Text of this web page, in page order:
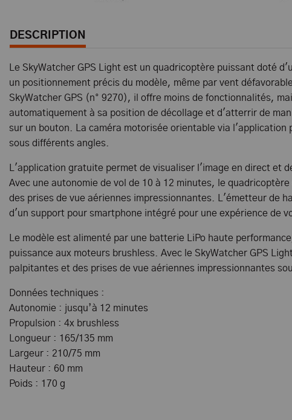
DESCRIPTION
Le SkyWatcher GPS Light est un quadricoptère puissant doté
un positionnement précis du modèle, même par vent
SkyWatcher GPS (n° 9270), il offre moins de fonctionnalités,
automatiquement à sa position de décollage et d'atterrir de
sur un bouton. La caméra motorisée orientable via l'application
sous différents angles.
L'application gratuite permet de visualiser l'image en direct et
Avec une autonomie de vol de 10 à 12 minutes, le
des prises de vue aériennes impressionnantes. L'émetteur de
d'un support pour smartphone intégré pour une expérience de
Le modèle est alimenté par une batterie LiPo haute
puissance aux moteurs brushless. Avec le SkyWatcher GPS
palpitantes et des prises de vue aériennes impressionnantes
Données techniques :
Autonomie : jusqu’à 12 minutes
Propulsion : 4x brushless
Longueur : 165/135 mm
Largeur : 210/75 mm
Hauteur : 60 mm
Poids : 170 g